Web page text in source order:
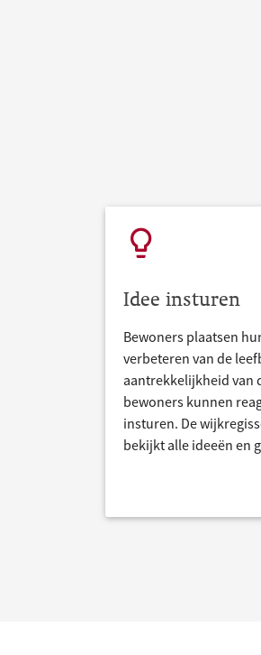
Idee insturen
Bewoners plaatsen
verbeteren van de
aantrekkelijkheid van
bewoners kunnen
insturen. De
bekijkt alle ideeën en